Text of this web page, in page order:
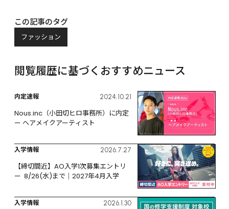
この記事のタグ
ファッション
閲覧履歴に基づくおすすめニュース
内定速報 2024.10.21
Nous.inc（小田切ヒロ事務所）に内定
ー ヘアメイクアーティスト
入学情報 2026.7.27
【締切間近】AO入学1次募集エントリ
ー  8/26(水)まで｜2027年4月入学
入学情報 2026.1.30